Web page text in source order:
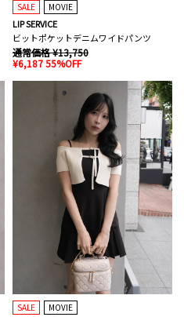
SALE MOVIE
LIP SERVICE
ビットポケットデニムワイドパンツ
通常価格 ¥13,750
¥6,187 55%OFF
SALE MOVIE